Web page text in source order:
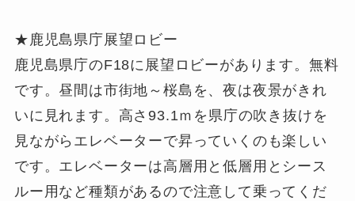
★鹿児島県庁展望ロビー
鹿児島県庁のF18に展望ロビーがあります。無料
です。昼間は市街地～桜島を、夜は夜景がきれ
いに見れます。高さ93.1ｍを県庁の吹き抜けを
見ながらエレベーターで昇っていくのも楽しい
です。エレベーターは高層用と低層用とシース
ルー用など種類があるので注意して乗ってくだ